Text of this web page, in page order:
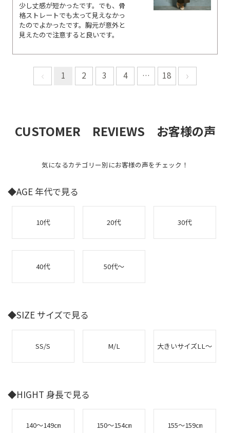
少し丈感が短かったです。でも、骨
格ストレートでも太って見えなかっ
たのでよかったです。胸元が意外と
見えたので注意すると良いです。
1 2 3 4 … 18
CUSTOMER REVIEWS お客様の声
気になるカテゴリー別にお客様の声をチェック！
◆AGE 年代で見る
10代 20代 30代
40代 50代～
◆SIZE サイズで見る
SS/S M/L 大きいサイズLL～
◆HIGHT 身長で見る
140～149㎝ 150～154㎝ 155～159㎝